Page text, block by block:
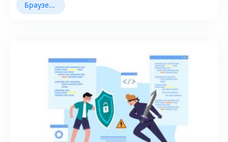
Браузер Fingerprint